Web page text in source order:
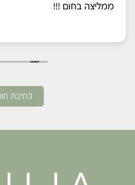
ממליצה בחום !!!
כתיבת